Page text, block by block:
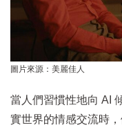
圖片來源：美麗佳人
當人們習慣性地向 AI
實世界的情感交流時